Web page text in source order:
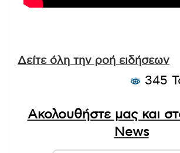
Δείτε όλη την ροή ειδήσεων
345
Ακολουθήστε μας και
News